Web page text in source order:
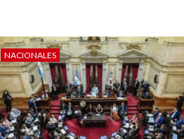
NACIONALES